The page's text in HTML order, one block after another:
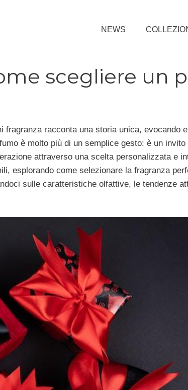
NEWS
scegliere un
fragranza racconta una storia unica, evocando
è molto più di un semplice gesto: è un
attraverso una scelta personalizzata e
esplorando come selezionare la fragranza
sulle caratteristiche olfattive, le tendenze